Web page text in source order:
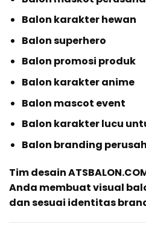
Balon karakter hewan
Balon superhero
Balon promosi produk
Balon karakter anime
Balon mascot event
Balon karakter lucu
Balon branding
Tim desain
Anda membuat visual
dan sesuai identitas